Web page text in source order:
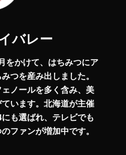
バレー
をかけて、はちみつにア
つを産み出しました。
ノールを多く含み、美
います。北海道が主催
も選ばれ、テレビでも
ファンが増加中です。